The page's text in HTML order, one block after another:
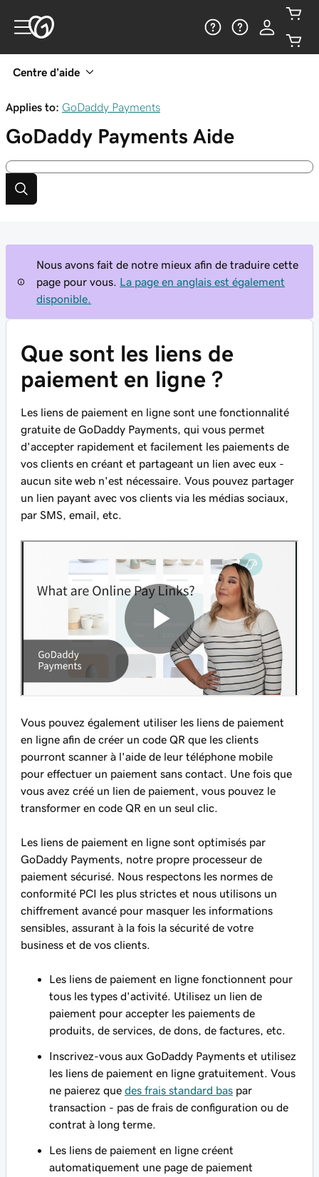
Centre d’aide
Applies to: GoDaddy Payments
GoDaddy Payments Aide
Nous avons fait de notre mieux afin de traduire cette
page pour vous.
La page en anglais est également
disponible.
Que sont les liens de
paiement en ligne ?
Les liens de paiement en ligne sont une fonctionnalité
gratuite de GoDaddy Payments, qui vous permet
d'accepter rapidement et facilement les paiements de
vos clients en créant et partageant un lien avec eux -
aucun site web n'est nécessaire. Vous pouvez partager
un lien payant avec vos clients via les médias sociaux,
par SMS, email, etc.
Vous pouvez également utiliser les liens de paiement
en ligne afin de créer un code QR que les clients
pourront scanner à l'aide de leur téléphone mobile
pour effectuer un paiement sans contact. Une fois que
vous avez créé un lien de paiement, vous pouvez le
transformer en code QR en un seul clic.
Les liens de paiement en ligne sont optimisés par
GoDaddy Payments, notre propre processeur de
paiement sécurisé. Nous respectons les normes de
conformité PCI les plus strictes et nous utilisons un
chiffrement avancé pour masquer les informations
sensibles, assurant à la fois la sécurité de votre
business et de vos clients.
Les liens de paiement en ligne fonctionnent pour
tous les types d'activité. Utilisez un lien de
paiement pour accepter les paiements de
produits, de services, de dons, de factures, etc.
Inscrivez-vous aux GoDaddy Payments et utilisez
les liens de paiement en ligne gratuitement. Vous
ne paierez que des frais standard bas par
transaction - pas de frais de configuration ou de
contrat à long terme.
Les liens de paiement en ligne créent
automatiquement une page de paiement